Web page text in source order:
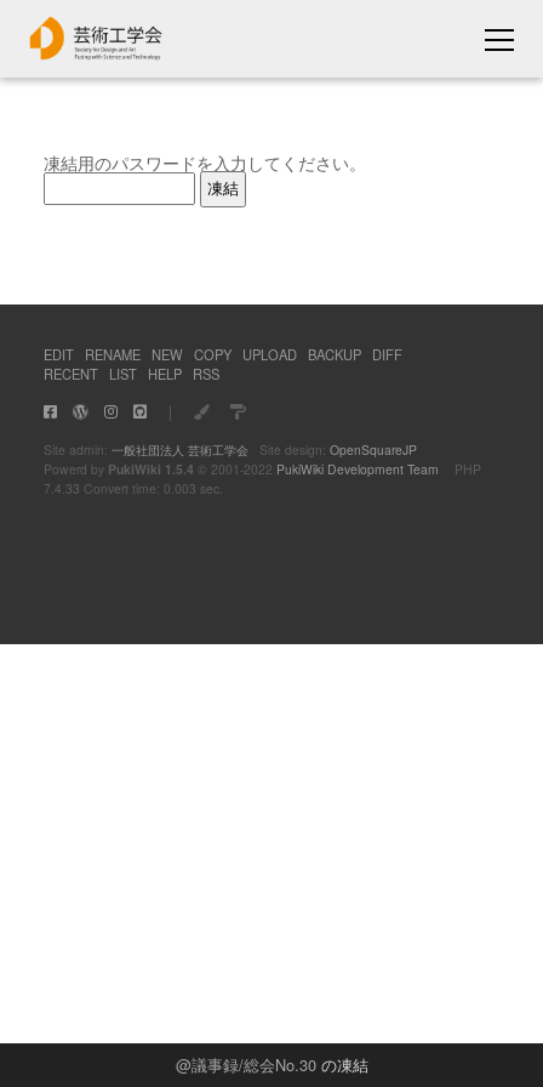
議事録/総会No.30の凍結
凍結用のパスワードを入力してください。
EDIT RENAME NEW COPY UPLOAD BACKUP
DIFF
RECENT
LIST HELP RSS
｜
Site admin: 一般社団法人 芸術工学会Site design: OpenSquareJP
Powerd by PukiWiki 1.5.4 © 2001-2022 PukiWiki Development Team PHP
7.4.33 Convert time: 0.003 sec.